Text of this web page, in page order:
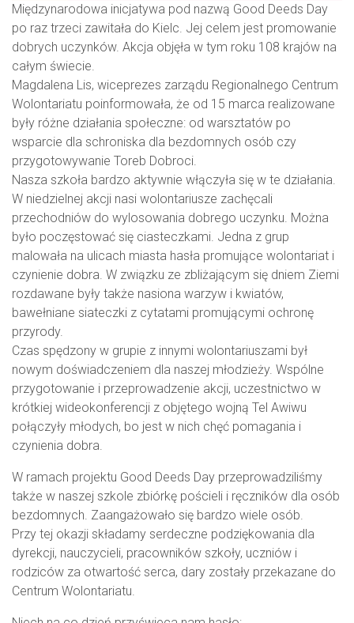
Międzynarodowa inicjatywa pod nazwą Good Deeds Day
po raz trzeci zawitała do Kielc. Jej celem jest promowanie
dobrych uczynków. Akcja objęła w tym roku 108 krajów na
całym świecie.
Magdalena Lis, wiceprezes zarządu Regionalnego Centrum
Wolontariatu poinformowała, że od 15 marca realizowane
były różne działania społeczne: od warsztatów po
wsparcie dla schroniska dla bezdomnych osób czy
przygotowywanie Toreb Dobroci.
Nasza szkoła bardzo aktywnie włączyła się w te działania.
W niedzielnej akcji nasi wolontariusze zachęcali
przechodniów do wylosowania dobrego uczynku. Można
było poczęstować się ciasteczkami. Jedna z grup
malowała na ulicach miasta hasła promujące wolontariat i
czynienie dobra. W związku ze zbliżającym się dniem Ziemi
rozdawane były także nasiona warzyw i kwiatów,
bawełniane siateczki z cytatami promującymi ochronę
przyrody.
Czas spędzony w grupie z innymi wolontariuszami był
nowym doświadczeniem dla naszej młodzieży. Wspólne
przygotowanie i przeprowadzenie akcji, uczestnictwo w
krótkiej wideokonferencji z objętego wojną Tel Awiwu
połączyły młodych, bo jest w nich chęć pomagania i
czynienia dobra.
W ramach projektu Good Deeds Day przeprowadziliśmy
także w naszej szkole zbiórkę pościeli i ręczników dla osób
bezdomnych. Zaangażowało się bardzo wiele osób.
Przy tej okazji składamy serdeczne podziękowania dla
dyrekcji, nauczycieli, pracowników szkoły, uczniów i
rodziców za otwartość serca, dary zostały przekazane do
Centrum Wolontariatu.